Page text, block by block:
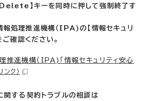
Delete】キーを同時に押して強制終了す
情報処理推進機構（IPA)の【情報セキュリ
ご確認ください。
推進機構（IPA)「情報セキュリティ安心
ンク）
関する契約トラブルの相談は